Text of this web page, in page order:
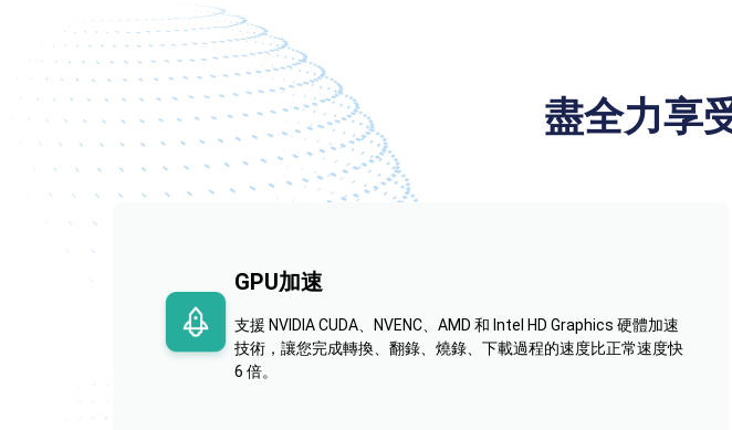
盡全力享
GPU加速
支援 NVIDIA CUDA、NVENC、AMD 和 Intel HD Graphics 硬體加速
技術，讓您完成轉換、翻錄、燒錄、下載過程的速度比正常速度快
6 倍。